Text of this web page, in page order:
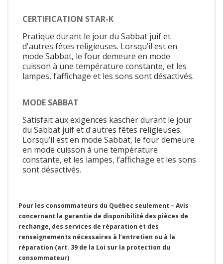
CERTIFICATION STAR-K
Pratique durant le jour du Sabbat juif et
d'autres fêtes religieuses. Lorsqu’il est en
mode Sabbat, le four demeure en mode
cuisson à une température constante, et les
lampes, l’affichage et les sons sont désactivés.
MODE SABBAT
Satisfait aux exigences kascher durant le jour
du Sabbat juif et d'autres fêtes religieuses.
Lorsqu’il est en mode Sabbat, le four demeure
en mode cuisson à une température
constante, et les lampes, l’affichage et les sons
sont désactivés.
Pour les consommateurs du Québec seulement – Avis
concernant la garantie de disponibilité des pièces de
rechange, des services de réparation et des
renseignements nécessaires à l’entretien ou à la
réparation (art. 39 de la Loi sur la protection du
consommateur)